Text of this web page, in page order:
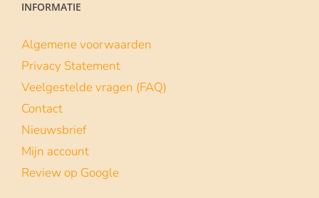
INFORMATIE
Algemene voorwaarden
Privacy Statement
Veelgestelde vragen (FAQ)
Contact
Nieuwsbrief
Mijn account
Review op Google